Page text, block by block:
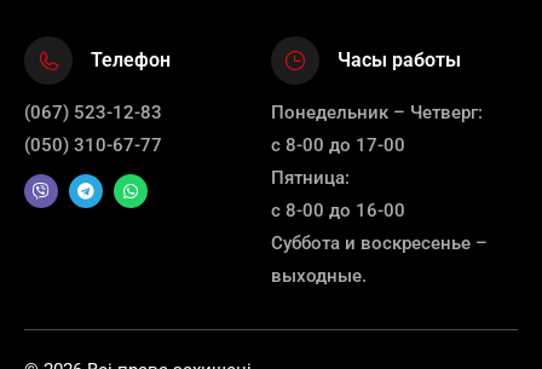
Телефон
(067) 523-12-83
(050) 310-67-77
Часы работы
Понедельник – Четверг:
с 8-00 до 17-00
Пятница:
с 8-00 до 16-00
Суббота и воскресенье –
выходные.